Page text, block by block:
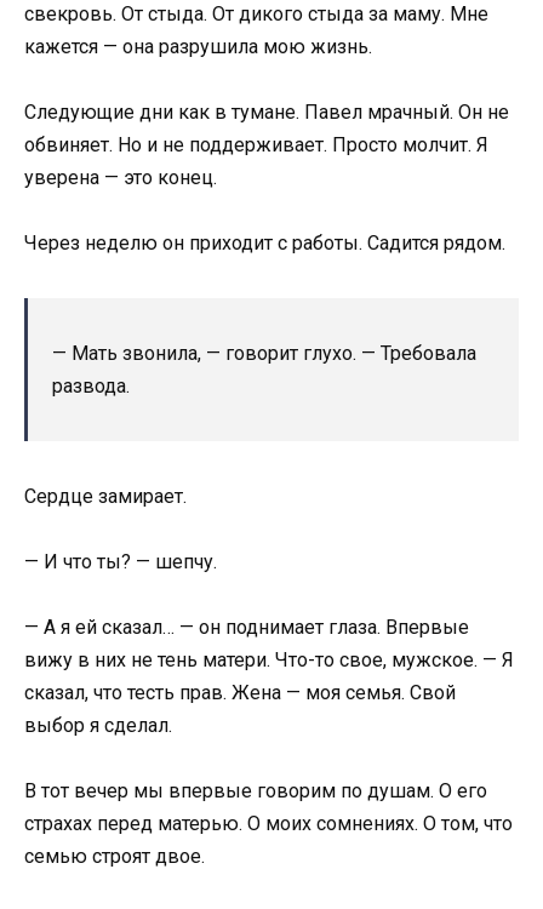
свекровь. От стыда. От дикого стыда за маму. Мне
кажется — она разрушила мою жизнь.
Следующие дни как в тумане. Павел мрачный. Он не
обвиняет. Но и не поддерживает. Просто молчит. Я
уверена — это конец.
Через неделю он приходит с работы. Садится рядом.
— Мать звонила, — говорит глухо. — Требовала
развода.
Сердце замирает.
— И что ты? — шепчу.
— А я ей сказал… — он поднимает глаза. Впервые
вижу в них не тень матери. Что-то свое, мужское. — Я
сказал, что тесть прав. Жена — моя семья. Свой
выбор я сделал.
В тот вечер мы впервые говорим по душам. О его
страхах перед матерью. О моих сомнениях. О том, что
семью строят двое.